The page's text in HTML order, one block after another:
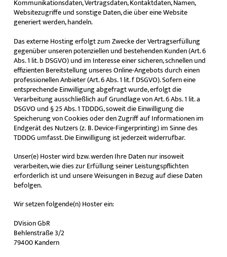
Kommunikationsdaten, Vertragsdaten, Kontaktdaten, Namen,
Websitezugriffe und sonstige Daten, die über eine Website
generiert werden, handeln.
Das externe Hosting erfolgt zum Zwecke der Vertragserfüllung
gegenüber unseren potenziellen und bestehenden Kunden (Art. 6
Abs. 1 lit. b DSGVO) und im Interesse einer sicheren, schnellen und
effizienten Bereitstellung unseres Online-Angebots durch einen
professionellen Anbieter (Art. 6 Abs. 1 lit. f DSGVO). Sofern eine
entsprechende Einwilligung abgefragt wurde, erfolgt die
Verarbeitung ausschließlich auf Grundlage von Art. 6 Abs. 1 lit. a
DSGVO und § 25 Abs. 1 TDDDG, soweit die Einwilligung die
Speicherung von Cookies oder den Zugriff auf Informationen im
Endgerät des Nutzers (z. B. Device-Fingerprinting) im Sinne des
TDDDG umfasst. Die Einwilligung ist jederzeit widerrufbar.
Unser(e) Hoster wird bzw. werden Ihre Daten nur insoweit
verarbeiten, wie dies zur Erfüllung seiner Leistungspflichten
erforderlich ist und unsere Weisungen in Bezug auf diese Daten
befolgen.
Wir setzen folgende(n) Hoster ein:
DVision GbR
Behlenstraße 3/2
79400 Kandern